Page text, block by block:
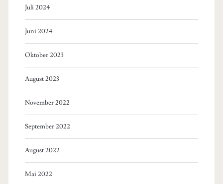
Juli 2024
Juni 2024
Oktober 2023
August 2023
November 2022
September 2022
August 2022
Mai 2022